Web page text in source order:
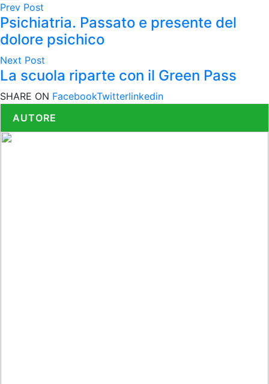
Print
Prev Post
Psichiatria. Passato e presente del
dolore psichico
Next Post
La scuola riparte con il Green Pass
SHARE ON FacebookTwitterlinkedin
AUTORE